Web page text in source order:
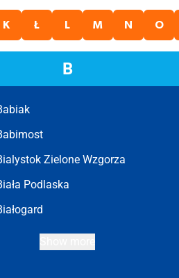
K Ł L M N O
B
Zielone Wzgorza
Podlaska